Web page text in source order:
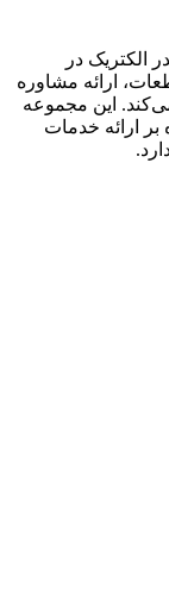
الکتریک در
ارائه مشاوره
این مجموعه
ارائه خدمات